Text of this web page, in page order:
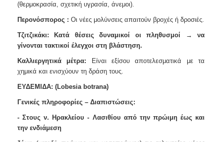
ΠΟΛΙΤΙΣΜΟΣ
ΠΟΛΗ
(θερμοκρασία, σχετική υγρασία, άνεμοι).
Περονόσπορος : Οι νέες μολύνσεις απαιτούν βροχές ή δροσιές.
Τζιτζικάκι:
Κατά θέσεις δυναμικοί οι πληθυσμοί → να
γίνονται τακτικοί έλεγχοι στη βλάστηση.
Καλλιεργητικά μέτρα: Είναι εξίσου αποτελεσματικά με τα
χημικά και ενισχύουν τη δράση τους.
ΕΥΔΕΜΙΔΑ: (Lobesia botrana)
Γενικές πληροφορίες – Διαπιστώσεις:
- Στους ν. Ηρακλείου - Λασιθίου από την πρώιμη έως και
την ενδιάμεση